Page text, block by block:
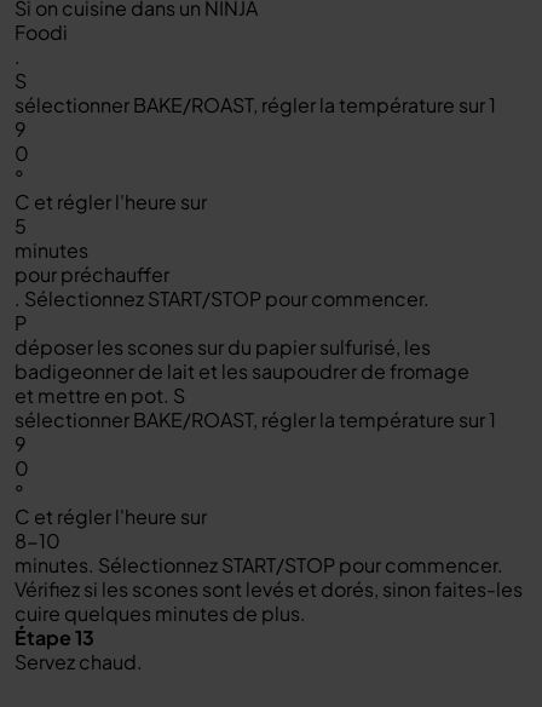
Si on cuisine dans un NINJA
Foodi
.
S
sélectionner BAKE/ROAST, régler la température sur 1
9
0
°
C et régler l'heure sur
5
minutes
pour préchauffer
. Sélectionnez START/STOP pour commencer.
P
déposer les scones sur du papier sulfurisé, les
badigeonner de lait et les saupoudrer de fromage
et mettre en pot. S
sélectionner BAKE/ROAST, régler la température sur 1
9
0
°
C et régler l'heure sur
8-10
minutes. Sélectionnez START/STOP pour commencer.
Vérifiez si les scones sont levés et dorés, sinon faites-les
cuire quelques minutes de plus.
Étape 13
Servez chaud.